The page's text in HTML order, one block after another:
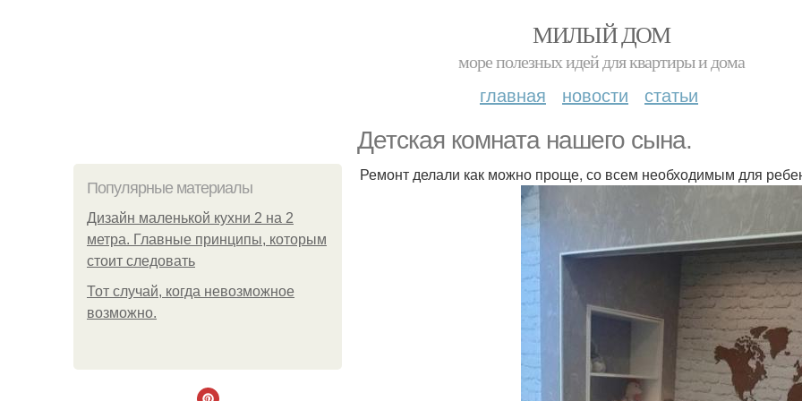
МИЛЫЙ ДОМ
море полезных идей для квартиры и дома
главная новости статьи
Детская комната нашего сына.
Популярные материалы
Дизайн маленькой кухни 2 на 2
метра. Главные принципы, которым
стоит следовать
Тот случай, когда невозможное
возможно.
Ремонт делали как можно проще, со всем необходимым для